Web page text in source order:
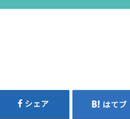
シェア はてブ